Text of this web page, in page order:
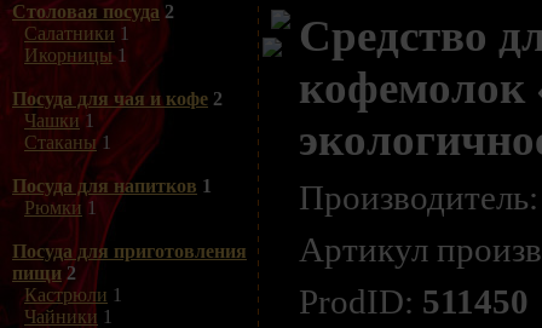
Столовая посуда 2
Салатники 1
Икорницы1
Посуда для чая и кофе 2
Чашки1
Стаканы1
Посуда для напитков 1
Рюмки 1
Посуда для приготовления
пищи 2
Кастрюли 1
Чайники 1
Средство
кофемолок
Артикул
ProdID: 511450